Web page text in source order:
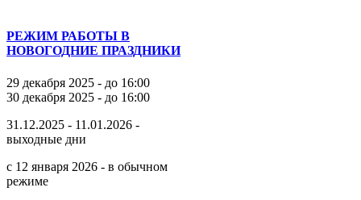
РЕЖИМ РАБОТЫ В
НОВОГОДНИЕ ПРАЗДНИКИ
29 декабря 2025 - до 16:00
30 декабря 2025 - до 16:00
31.12.2025 - 11.01.2026 -
выходные дни
с 12 января 2026 - в обычном
режиме